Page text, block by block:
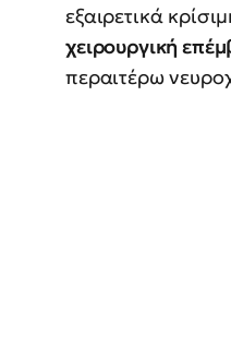
εξαιρετικά
χειρουργική
περαιτέρω